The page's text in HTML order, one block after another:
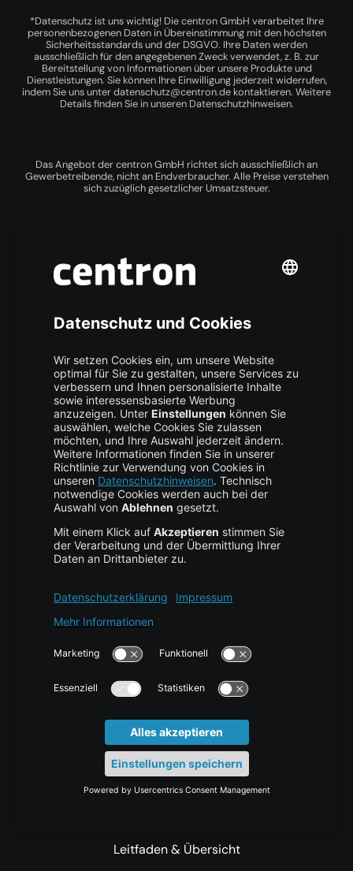
*Datenschutz ist uns wichtig! Die centron GmbH verarbeitet Ihre
personenbezogenen Daten in Übereinstimmung mit den höchsten
Sicherheitsstandards und der DSGVO. Ihre Daten werden
ausschließlich für den angegebenen Zweck verwendet, z. B. zur
Bereitstellung von Informationen über unsere Produkte und
Dienstleistungen. Sie können Ihre Einwilligung jederzeit widerrufen,
indem Sie uns unterdatenschutz@centron.de kontaktieren. Weitere
Details finden Sie in unseren Datenschutzhinweisen.
Das Angebot der centron GmbH richtet sich ausschließlich an
Gewerbetreibende, nicht an Endverbraucher. Alle Preise verstehen
sich zuzüglich gesetzlicher Umsatzsteuer.
ccloud³
Kubernetes
Managed Server
Managed Services
S3 Object Storage
Managed Firewall
Colocation
Webhosting
Preisliste & Tarife
Mehr centron
Über uns
High Availability
Backup Service
Business Hosting
Cloud Storage
Leitfaden & Übersicht